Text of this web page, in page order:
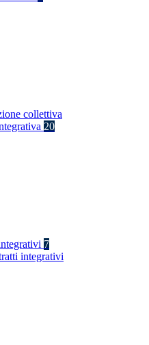
collettiva
20
7
integrativi